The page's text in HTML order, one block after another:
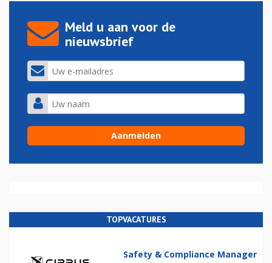
Meld u aan voor de
nieuwsbrief
TOPVACATURES
Safety & Compliance Manager